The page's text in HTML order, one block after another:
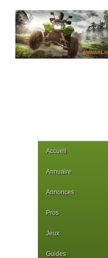
Accueil
Annuaire
Annonces
Pros
Jeux
Guides